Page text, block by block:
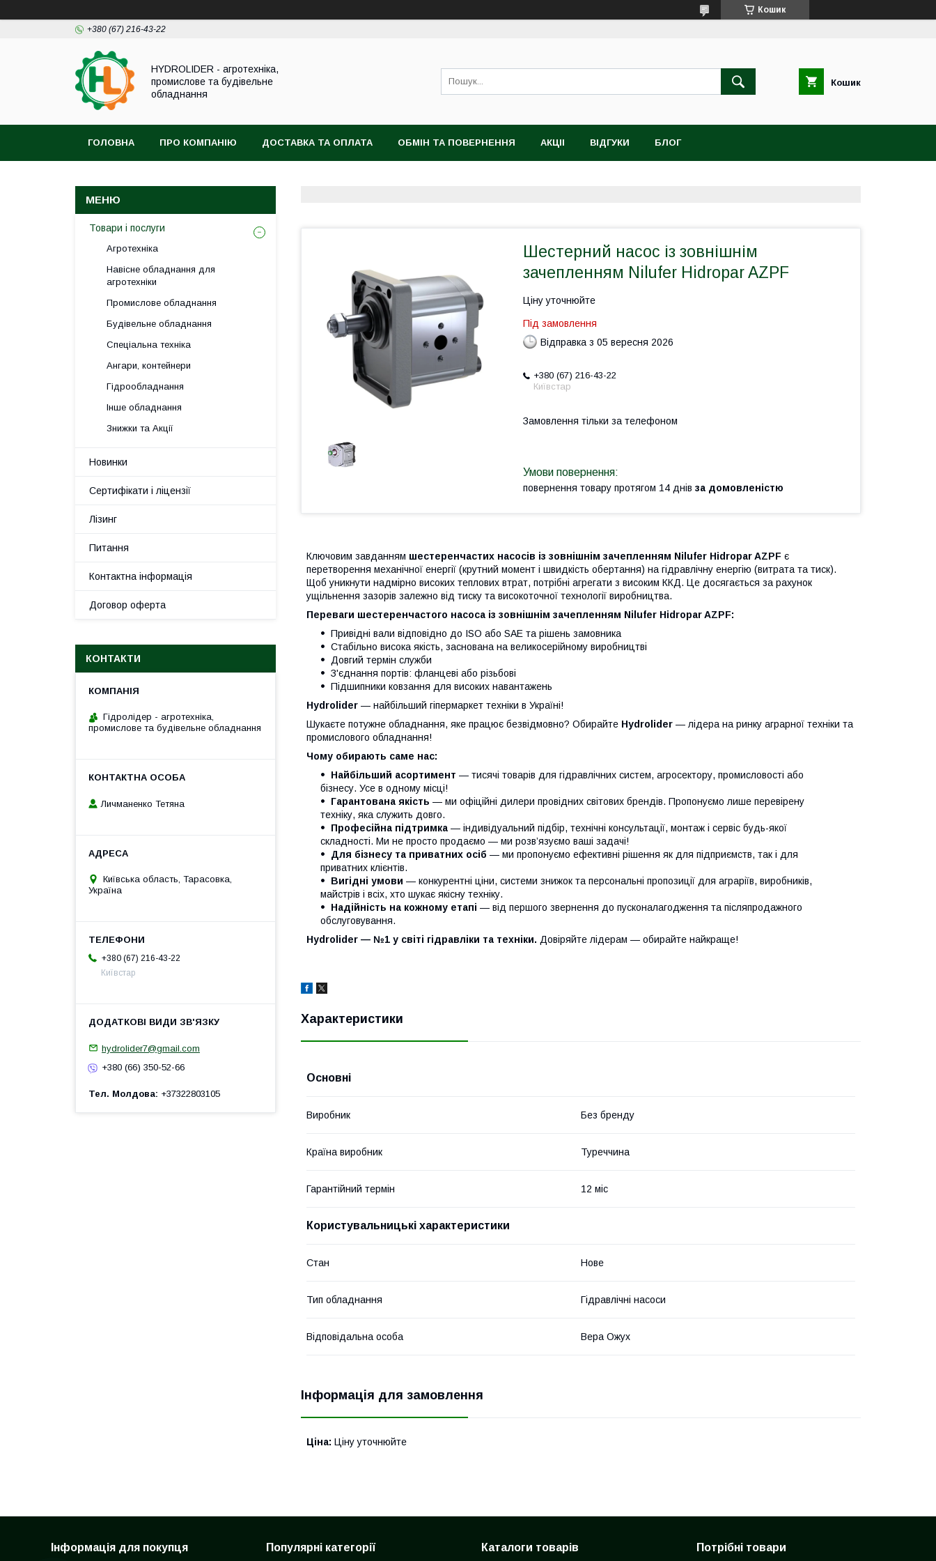
Кошик
+380 (67) 216-43-22
HYDROLIDER - агротехніка,
промислове та будівельне
обладнання
Кошик
ГОЛОВНА ПРО КОМПАНІЮ ДОСТАВКА ТА ОПЛАТА ОБМІН ТА ПОВЕРНЕННЯ АКЦІІ ВІДГУКИ БЛОГ
Шестерний насос із зовнішнім
зачепленням Nilufer Hidropar AZPF
Ціну уточнюйте
Під замовлення
Відправка з 05 вересня 2026
+380 (67) 216-43-22
Київстар
Замовлення тільки за телефоном
повернення товару протягом 14 днів за домовленістю
Ключовим завданням шестеренчастих насосів із зовнішнім зачепленням Nilufer Hidropar AZPF є
перетворення механічної енергії (крутний момент і швидкість обертання) на гідравлічну енергію (витрата та тиск).
Щоб уникнути надмірно високих теплових втрат, потрібні агрегати з високим ККД. Це досягається за рахунок
ущільнення зазорів залежно від тиску та високоточної технології виробництва.
Переваги шестеренчастого насоса із зовнішнім зачепленням Nilufer Hidropar AZPF:
Привідні вали відповідно до ISO або SAE та рішень замовника
Стабільно висока якість, заснована на великосерійному виробництві
Довгий термін служби
З'єднання портів: фланцеві або різьбові
Підшипники ковзання для високих навантажень
Hydrolider — найбільший гіпермаркет техніки в Україні!
Шукаєте потужне обладнання, яке працює безвідмовно? Обирайте Hydrolider — лідера на ринку аграрної техніки та
промислового обладнання!
Чому обирають саме нас:
Найбільший асортимент — тисячі товарів для гідравлічних систем, агросектору, промисловості або
бізнесу. Усе в одному місці!
Гарантована якість — ми офіційні дилери провідних світових брендів. Пропонуємо лише перевірену
техніку, яка служить довго.
Професійна підтримка — індивідуальний підбір, технічні консультації, монтаж і сервіс будь-якої
складності. Ми не просто продаємо — ми розв’язуємо ваші задачі!
Для бізнесу та приватних осіб — ми пропонуємо ефективні рішення як для підприємств, так і для
приватних клієнтів.
Вигідні умови — конкурентні ціни, системи знижок та персональні пропозиції для аграріїв, виробників,
майстрів і всіх, хто шукає якісну техніку.
Надійність на кожному етапі — від першого звернення до пусконалагодження та післяпродажного
обслуговування.
Hydrolider — №1 у світі гідравліки та техніки. Довіряйте лідерам — обирайте найкраще!
Характеристики
Основні
Виробник Без бренду
Країна виробник Туреччина
Гарантійний термін 12 міс
Користувальницькі характеристики
Стан Нове
Тип обладнання Гідравлічні насоси
Відповідальна особа Вера Ожух
Інформація для замовлення
Ціна: Ціну уточнюйте
Товари і послуги
Агротехніка
Навісне обладнання для
агротехніки
Промислове обладнання
Будівельне обладнання
Спеціальна техніка
Ангари, контейнери
Гідрообладнання
Інше обладнання
Знижки та Акції
Новинки
Сертифікати і ліцензії
Лізинг
Питання
Контактна інформація
Договор оферта
КОНТАКТИ
Гідролідер - агротехніка,
промислове та будівельне обладнання
Личманенко Тетяна
Київська область, Тарасовка,
Україна
+380 (67) 216-43-22
Київстар
hydrolider7@gmail.com
+380 (66) 350-52-66
Тел. Молдова +37322803105
Інформація для покупця Популярні категорії Каталоги товарів Потрібні товари